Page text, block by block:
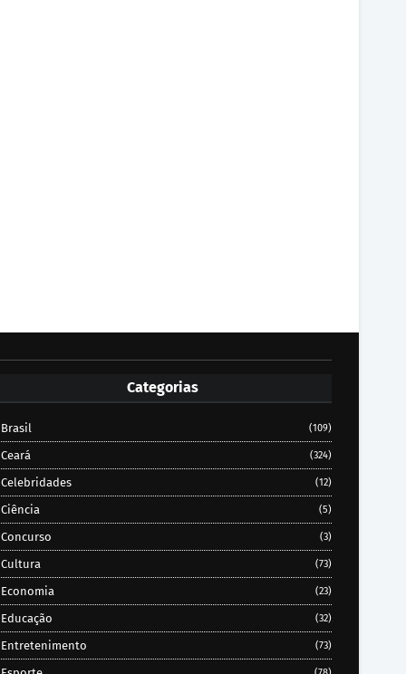
Categorias
Brasil (109)
Ceará (324)
Celebridades (12)
Ciência (5)
Concurso (3)
Cultura (73)
Economia (23)
Educação (32)
Entretenimento (73)